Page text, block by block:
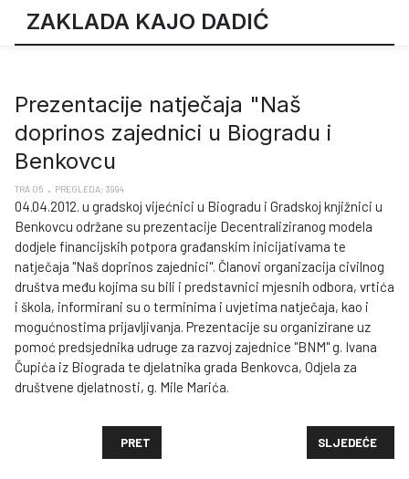
ZAKLADA KAJO DADIĆ
Prezentacije natječaja "Naš
doprinos zajednici u Biogradu i
Benkovcu
TRA 05 PREGLEDA: 3994
04.04.2012. u gradskoj vijećnici u Biogradu i Gradskoj knjižnici u
Benkovcu održane su prezentacije Decentraliziranog modela
dodjele financijskih potpora građanskim inicijativama te
natječaja "Naš doprinos zajednici". Članovi organizacija civilnog
društva među kojima su bili i predstavnici mjesnih odbora, vrtića
i škola, informirani su o terminima i uvjetima natječaja, kao i
mogućnostima prijavljivanja. Prezentacije su organizirane uz
pomoć predsjednika udruge za razvoj zajednice "BNM" g. Ivana
Čupića iz Biograda te djelatnika grada Benkovca, Odjela za
društvene djelatnosti, g. Mile Marića.
PRETHODNI ČLANAK: OBAVIJEST SURADNICIMA O
PRET SLJEDEĆI
SLJEDEĆE